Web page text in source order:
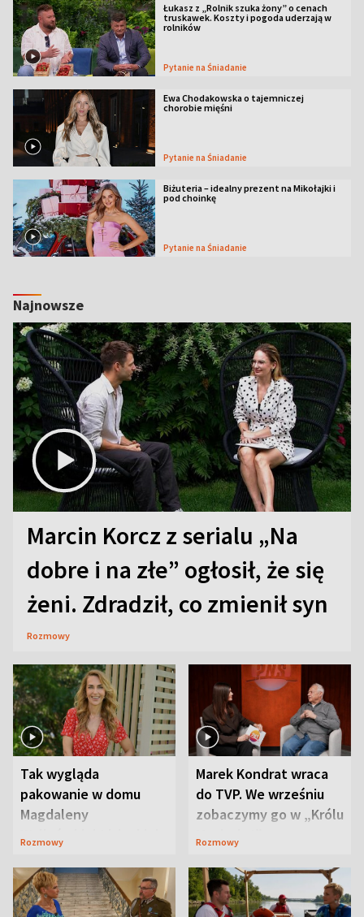
Łukasz z „Rolnik szuka żony” o cenach
truskawek. Koszty i pogoda uderzają w
rolników
Pytanie na Śniadanie
Ewa Chodakowska o tajemniczej
chorobie mięśni
Pytanie na Śniadanie
Biżuteria – idealny prezent na Mikołajki i
pod choinkę
Pytanie na Śniadanie
Najnowsze
Marcin Korcz z serialu „Na
dobre i na złe” ogłosił, że się
żeni. Zdradził, co zmienił syn
Rozmowy
Tak wygląda
pakowanie w domu
Magdaleny
Waligórskiej-Lisieckiej.
Rozmowy
Marek Kondrat wraca
do TVP. We wrześniu
zobaczymy go w „Królu
Maciusiu I”
Rozmowy